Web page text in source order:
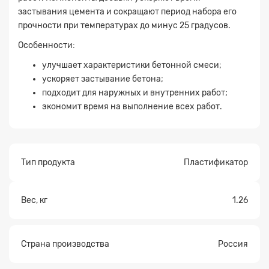
застывания цемента и сокращают период набора его
прочности при температурах до минус 25 градусов.
Особенности:
улучшает характеристики бетонной смеси;
ускоряет застывание бетона;
подходит для наружных и внутренних работ;
экономит время на выполнение всех работ.
Тип продукта Пластификатор
Вес, кг 1.26
Страна производства Россия
Заявка на расчет